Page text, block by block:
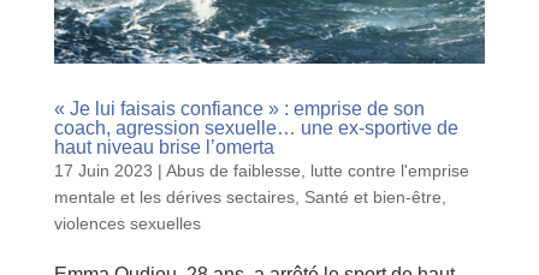
« Je lui faisais confiance » : emprise de son
coach, agression sexuelle… une ex-sportive de
haut niveau brise l’omerta
17 Juin 2023 | Abus de faiblesse
lutte contre l'emprise
mentale et les dérives sectaires, Santé et bien-être
violences sexuelles